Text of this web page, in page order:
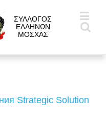
ΣΥΛΛΟΓΟΣ
ΕΛΛΗΝΩΝ
ΜΟΣΧΑΣ
Strategic Solution